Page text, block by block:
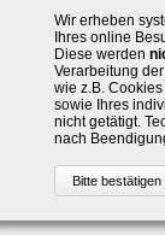
Wir erheben
Ihres online
Diese werden
Verarbeitung
wie z.B.
sowie Ihres
nicht getätigt.
nach